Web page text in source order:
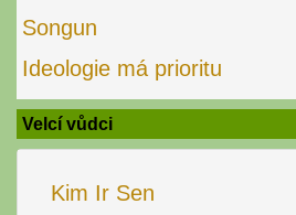
Songun
Ideologie má prioritu
Velcí vůdci
Kim Ir Sen